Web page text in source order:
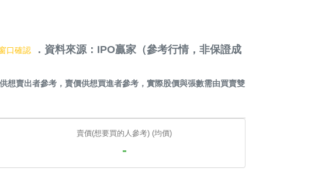
口確認
．資料來源：IPO贏家（參考行情，非保證成
想賣出者參考，賣價供想買進者參考，實際股價與張數需由買賣雙
賣價(想要買的人參考) (均價)
-